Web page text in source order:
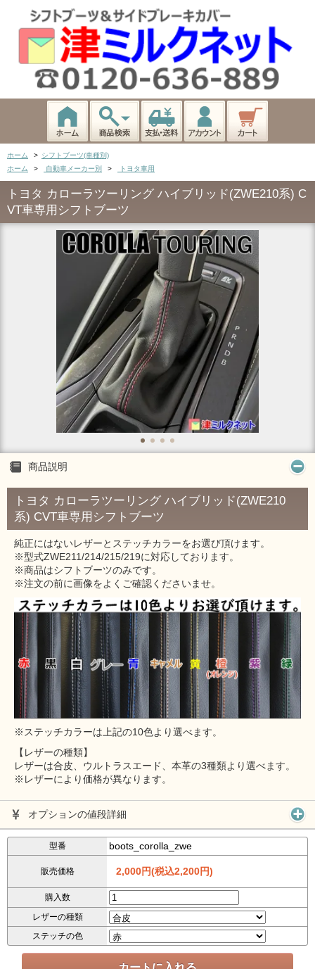
ホーム > シフトブーツ(車種別)
ホーム
> 自動車メーカー別 > トヨタ車用
トヨタ カローラツーリング ハイブリッド(ZWE210系) C
VT車専用シフトブーツ
商品説明
トヨタ カローラツーリング ハイブリッド(ZWE210
系) CVT車専用シフトブーツ
純正にはないレザーとステッチカラーをお選び頂けます。
※型式ZWE211/214/215/219に対応しております。
※商品はシフトブーツのみです。
※注文の前に画像をよくご確認くださいませ。
※ステッチカラーは上記の10色より選べます。
【レザーの種類】
レザーは合皮、ウルトラスエード、本革の3種類より選べます。
※レザーにより価格が異なります。
オプションの値段詳細
型番 boots_corolla_zwe
販売価格 2,000円(税込2,200円)
購入数
レザーの種類
ステッチの色